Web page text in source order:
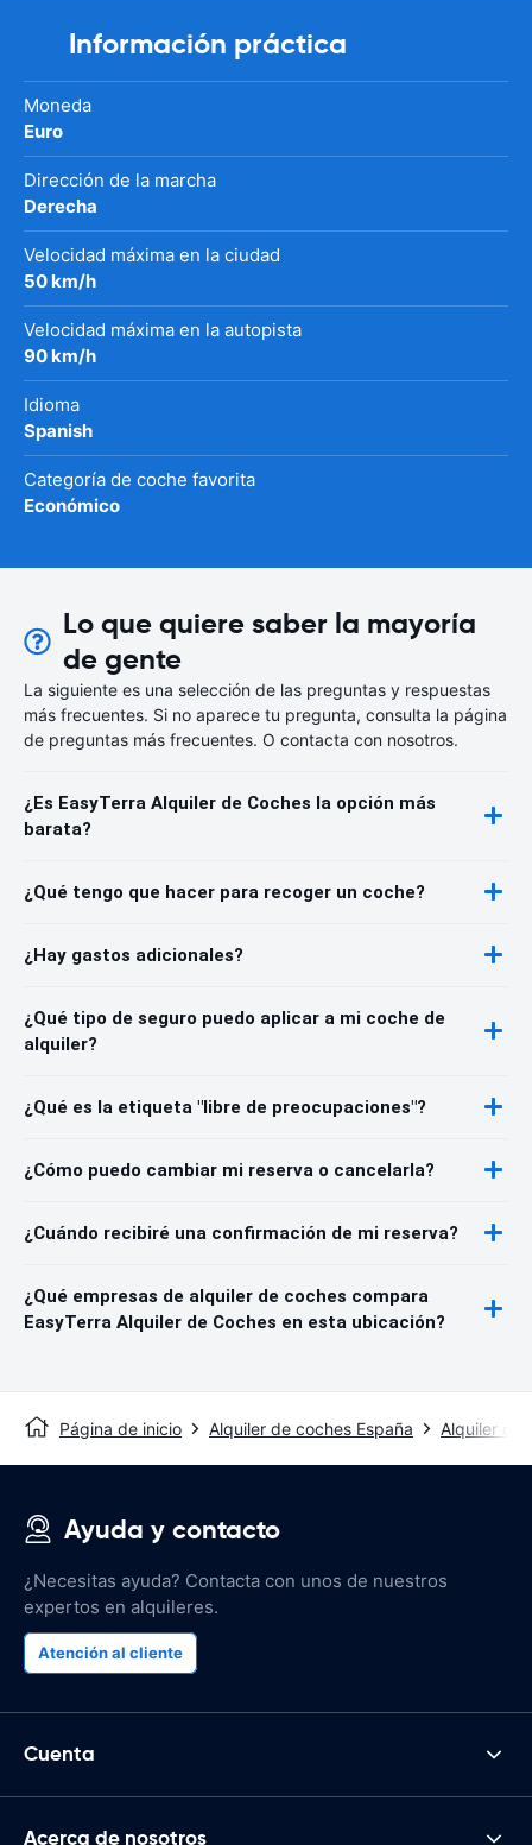
Información práctica
Moneda
Euro
Dirección de la marcha
Derecha
Velocidad máxima en la ciudad
50 km/h
Velocidad máxima en la autopista
90 km/h
Idioma
Spanish
Categoría de coche favorita
Económico
Lo que quiere saber la mayoría
de gente
La siguiente es una selección de las preguntas y respuestas
más frecuentes. Si no aparece tu pregunta, consulta la página
de preguntas más frecuentes. O contacta con nosotros.
¿Es EasyTerra Alquiler de Coches la opción más
barata?
¿Qué tengo que hacer para recoger un coche?
¿Hay gastos adicionales?
¿Qué tipo de seguro puedo aplicar a mi coche de
alquiler?
¿Qué es la etiqueta "libre de preocupaciones"?
¿Cómo puedo cambiar mi reserva o cancelarla?
¿Cuándo recibiré una confirmación de mi reserva?
¿Qué empresas de alquiler de coches compara
EasyTerra Alquiler de Coches en esta ubicación?
Página de inicio Alquiler de coches España Alquiler de
Ayuda y contacto
¿Necesitas ayuda? Contacta con unos de nuestros
expertos en alquileres.
Atención al cliente
Cuenta
Acerca de nosotros